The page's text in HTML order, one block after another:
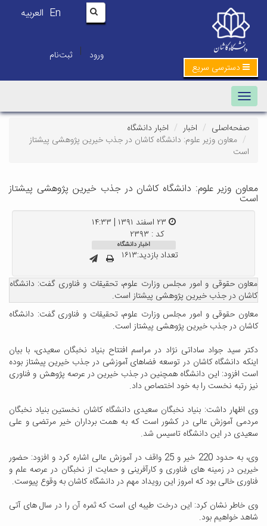
En العربیه
ورود | ثبت‌نام
دسترسی سریع
Toggle navigation
صفحه‌اصلی اخبار
اخبار دانشگاه
معاون وزیر علوم: دانشگاه کاشان در جذب خیرین پژوهشی پیشتاز
است
معاون وزیر علوم: دانشگاه کاشان در جذب خیرین پژوهشی پیشتاز
است
کد : ۲۳۹۳
اخبار دانشگاه
تعداد بازدید:۱۶۱۳
معاون حقوقی و امور مجلس وزارت علوم، تحقیقات و فناوری گفت: دانشگاه
کاشان در جذب خیرین پژوهشی پیشتاز است.
معاون حقوقی و امور مجلس وزارت علوم، تحقیقات و فناوری گفت: دانشگاه
کاشان در جذب خیرین پژوهشی پیشتاز است.
دکتر سید جواد ساداتی نژاد در مراسم افتتاح بنیاد نخبگان سعیدی، با بیان
اینکه دانشگاه کاشان در توسعه فضاهای آموزشی در جذب خیرین پیشتاز بوده
است افزود: این دانشگاه همچنین در جذب خیرین در عرصه پژوهش و فناوری
نیز رتبه نخست را به خود اختصاص داد.
وی اظهار داشت: بنیاد نخبگان سعیدی دانشگاه کاشان نخستین بنیاد نخبگان
مردمی آموزش عالی در کشور است که به همت برداران خیر مرتضی و علی
سعیدی در این دانشگاه تاسیس شد.
وی، به حدود 220 خیر و 25 واقف در آموزش عالی اشاره کرد و افزود: حضور
خیرین در زمینه های فناوری و کارآفرینی و حمایت از نخبگان در عرصه علم و
فناوری خالی بود که امروز این رویداد مهم در دانشگاه کاشان به وقوع پیوست.
وی خاطر نشان کرد: این درخت طیبه ای است که ثمره آن را در سال های آتی
شاهد خواهیم بود.